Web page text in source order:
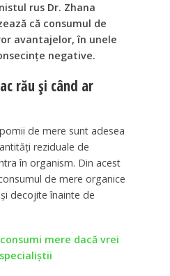
rus Dr. Zhana
că consumul de
avantajelor, în unele
negative.
rău și când ar
de mere sunt adesea
reziduale de
în organism. Din acest
de mere organice
decojite înainte de
mere dacă vrei